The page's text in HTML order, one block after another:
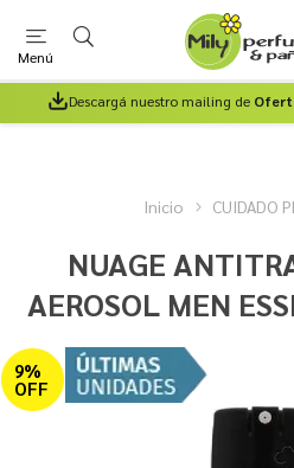
Menú
Descargá nuestro mailing de
Inicio CUIDADO
NUAGE
AEROSOL MEN
9%
OFF